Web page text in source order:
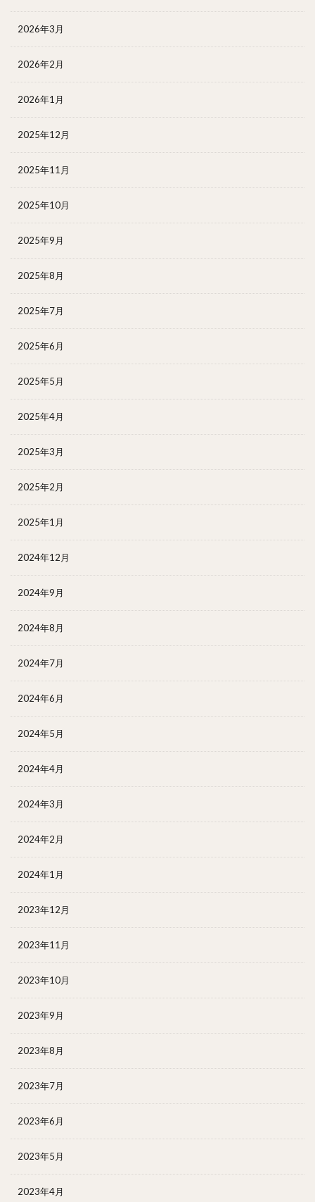
2026年3月
2026年2月
2026年1月
2025年12月
2025年11月
2025年10月
2025年9月
2025年8月
2025年7月
2025年6月
2025年5月
2025年4月
2025年3月
2025年2月
2025年1月
2024年12月
2024年9月
2024年8月
2024年7月
2024年6月
2024年5月
2024年4月
2024年3月
2024年2月
2024年1月
2023年12月
2023年11月
2023年10月
2023年9月
2023年8月
2023年7月
2023年6月
2023年5月
2023年4月